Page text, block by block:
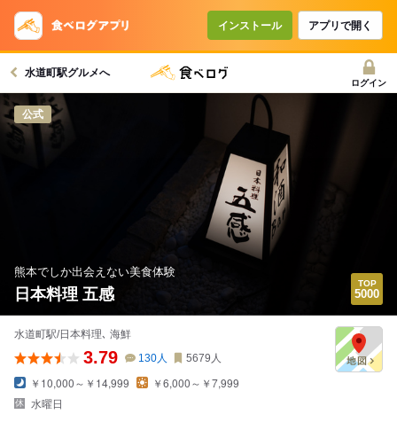
インストール アプリで開く
水道町駅グルメへ
ログイン
公式
熊本でしか出会えない美食体験
日本料理 五感
水道町駅/日本料理､ 海鮮
3.79 130人 5679 人
￥10,000～￥14,999
￥6,000～￥7,999
水曜日